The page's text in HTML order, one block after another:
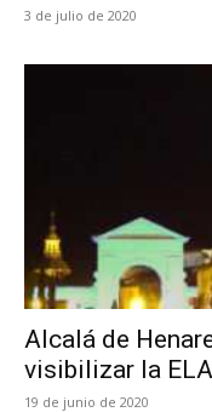
3 de julio de 2020
Alcalá de
visibilizar la ELA
19 de junio de 2020